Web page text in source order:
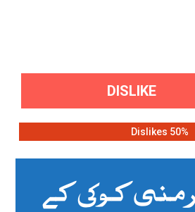
DISLIKE
50% Dislikes
جاپان نے ورلڈ کپ کے بہترین ٹیم جرمنی کو 1 کے